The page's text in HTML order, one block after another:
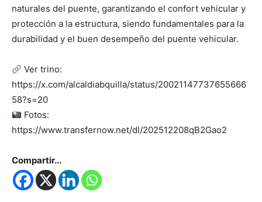
naturales del puente, garantizando el confort vehicular y
protección a la estructura, siendo fundamentales para la
durabilidad y el buen desempeño del puente vehicular.
Ver trino:
https://x.com/alcaldiabquilla/status/20021147737655666
58?s=20
Fotos:
https://www.transfernow.net/dl/202512208qB2Gao2
Compartir...